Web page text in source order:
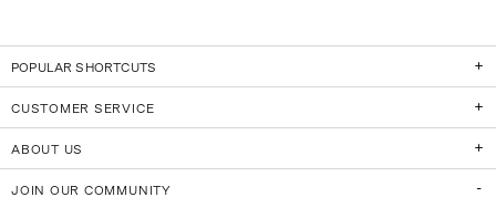
POPULAR SHORTCUTS
CUSTOMER SERVICE
ABOUT US
JOIN OUR COMMUNITY